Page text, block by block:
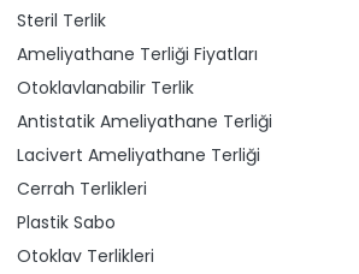
Steril Terlik
Ameliyathane Terliği Fiyatları
Otoklavlanabilir Terlik
Antistatik Ameliyathane Terliği
Lacivert Ameliyathane Terliği
Cerrah Terlikleri
Plastik Sabo
Otoklav Terlikleri